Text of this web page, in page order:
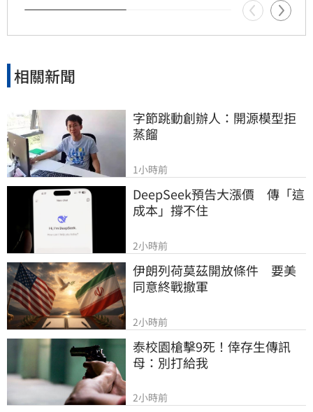
相關新聞
字節跳動創辦人：開源模型拒
蒸餾
1小時前
DeepSeek預告大漲價　傳「這
成本」撐不住
2小時前
伊朗列荷莫茲開放條件　要美
同意終戰撤軍
2小時前
泰校園槍擊9死！倖存生傳訊
母：別打給我
2小時前